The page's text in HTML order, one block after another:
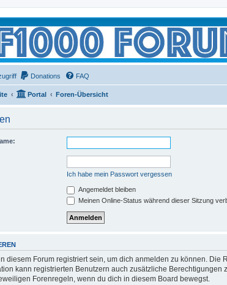
Donations FAQ
Portal Foren-Übersicht
Ich habe mein Passwort vergessen
Angemeldet bleiben
Meinen Online-Status während dieser Sitzung
diesem Forum registriert sein, um dich anmelden zu können.
kann registrierten Benutzern auch zusätzliche
Forenregeln, wenn du dich in diesem Board bewegst.